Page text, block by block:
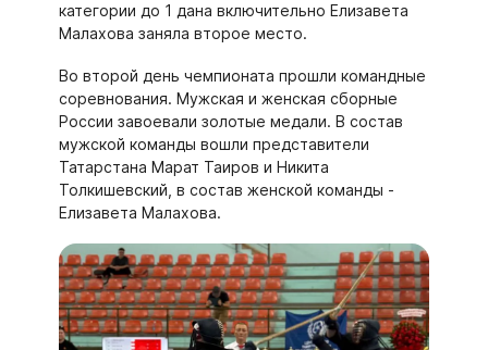
категории до 1 дана включительно Елизавета
Малахова заняла второе место.
Во второй день чемпионата прошли командные
соревнования. Мужская и женская сборные
России завоевали золотые медали. В состав
мужской команды вошли представители
Татарстана Марат Таиров и Никита
Толкишевский, в состав женской команды -
Елизавета Малахова.